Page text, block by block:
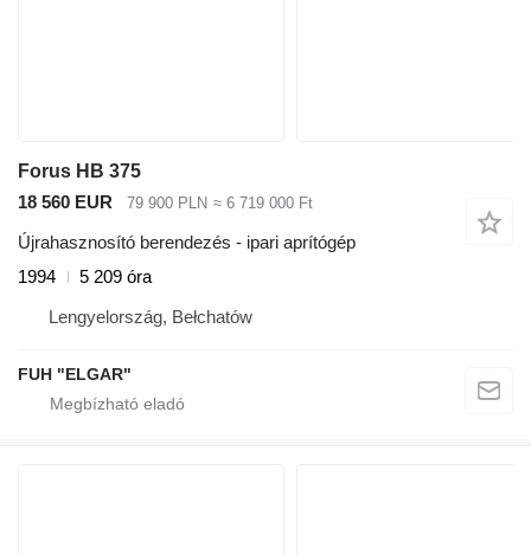
Forus HB 375
18 560 EUR
79 900 PLN ≈ 6 719 000 Ft
Újrahasznosító berendezés - ipari aprítógép
1994
5 209 óra
Lengyelország, Bełchatów
FUH "ELGAR"